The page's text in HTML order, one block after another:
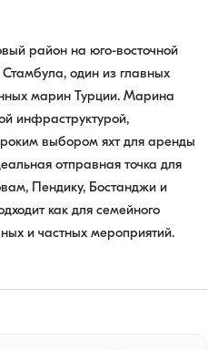
район на юго-восточной
Стамбула, один из главных
марин Турции. Марина
инфраструктурой,
выбором яхт для аренды
отправная точка для
Пендику, Бостанджи и
как для семейного
и частных мероприятий.